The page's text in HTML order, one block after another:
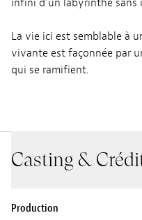
infini d’un labyrinthe sans
La vie ici est semblable à
vivante est façonnée par
qui se ramifient.
Casting &
Production